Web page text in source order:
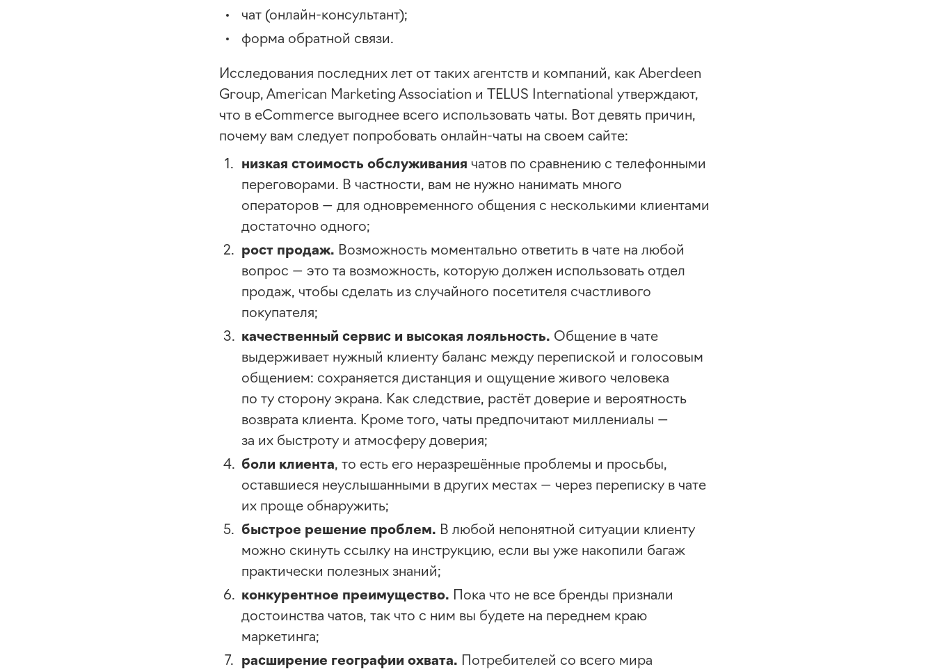
чат (онлайн-консультант);
форма обратной связи.
Исследования последних лет от таких агентств и компаний, как Aberdeen
Group, American Marketing Association и TELUS International утверждают,
что в eCommerce выгоднее всего использовать чаты. Вот девять причин,
почему вам следует попробовать онлайн-чаты на своем сайте:
низкая стоимость обслуживания чатов по сравнению с телефонными
переговорами. В частности, вам не нужно нанимать много
операторов — для одновременного общения с несколькими клиентами
достаточно одного;
рост продаж. Возможность моментально ответить в чате на любой
вопрос — это та возможность, которую должен использовать отдел
продаж, чтобы сделать из случайного посетителя счастливого
покупателя;
качественный сервис и высокая лояльность. Общение в чате
выдерживает нужный клиенту баланс между перепиской и голосовым
общением: сохраняется дистанция и ощущение живого человека
по ту сторону экрана. Как следствие, растёт доверие и вероятность
возврата клиента. Кроме того, чаты предпочитают миллениалы —
за их быстроту и атмосферу доверия;
боли клиента, то есть его неразрешённые проблемы и просьбы,
оставшиеся неуслышанными в других местах — через переписку в чате
их проще обнаружить;
быстрое решение проблем. В любой непонятной ситуации клиенту
можно скинуть ссылку на инструкцию, если вы уже накопили багаж
практически полезных знаний;
конкурентное преимущество. Пока что не все бренды признали
достоинства чатов, так что с ним вы будете на переднем краю
маркетинга;
расширение географии охвата. Потребителей со всего мира